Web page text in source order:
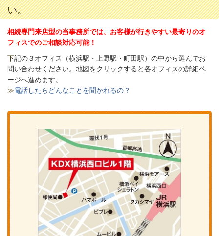
い。
相続専門来店型の当事務所では、お客様が行きやすい最寄りのオ
フィスでのご相談対応可能！
下記の３オフィス（横浜駅・上野駅・町田駅）の中から選んでお
問い合わせください。 地図をクリックすると各オフィスの詳細ペ
ージへ進めます。
≫電話したらどんなことを聞かれるの？